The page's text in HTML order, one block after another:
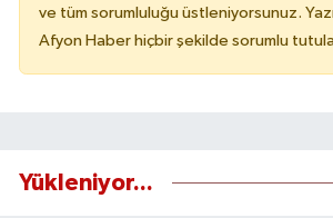
ve tüm sorumluluğu üstleniyorsunuz.
Afyon Haber hiçbir şekilde sorumlu
Yükleniyor...